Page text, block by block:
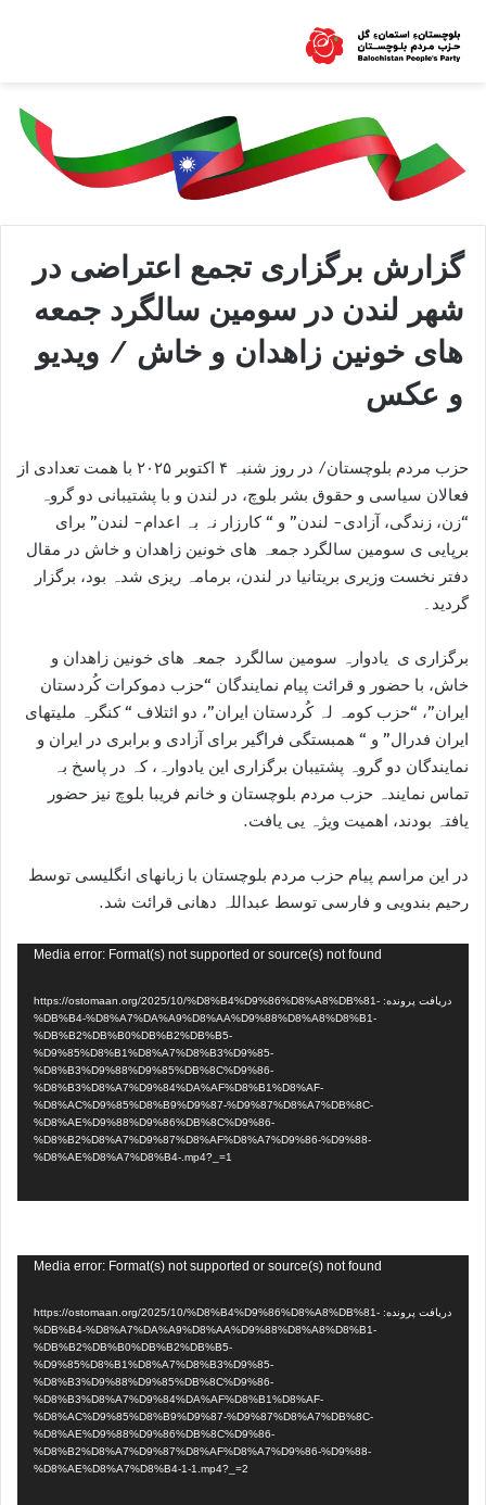
گزارش برگزاری تجمع اعتراضی در
شهر لندن در سومین سالگرد جمعه
های خونین زاهدان و خاش / ویدیو
و عکس
حزب مردم بلوچستان/ در روز شنبہ ۴ اکتوبر ۲۰۲۵ با ھمت تعدادی از
فعالان سیاسی و حقوق بشر بلوچ، در لندن و با پشتیبانی دو گروہ
“زن، زندگی، آزادی- لندن” و “ کارزار نہ بہ اعدام- لندن” برای
برپایی ی سومین سالگرد جمعہ ھای خونین زاھدان و خاش در مقال
دفتر نخست وزیری بریتانیا در لندن، برمامہ ریزی شدہ بود، برگزار
گردید۔
برگزاری ی یادوارہ سومین سالگرد جمعہ ھای خونین زاھدان و
خاش، با حضور و قرائت پیام نمایندگان “حزب دموکرات کُردستان
ایران”، “حزب کومہ لہ کُردستان ایران”، دو ائتلاف “ کنگرہ ملیتھای
ایران فدرال” و “ ھمبستگی فراگیر برای آزادی و برابری در ایران و
نمایندگان دو گروہ پشتیبان برگزاری این یادوارہ، کہ در پاسخ بہ
تماس نمایندہ حزب مردم بلوچستان و خانم فریبا بلوچ نیز حضور
یافتہ بودند، اھمیت ویژہ یی یافت.
در این مراسم پیام حزب مردم بلوچستان با زبانھای انگلیسی توسط
رحیم بندویی و فارسی توسط عبداللہ دھانی قرائت شد.
Media error: Format(s) not supported or source(s) not found
دریافت پرونده: https://ostomaan.org/2025/10/%D8%B4%D9%86%D8%A8%DB%81-
%DB%B4-%D8%A7%DA%A9%D8%AA%D9%88%D8%A8%D8%B1-
%DB%B2%DB%B0%DB%B2%DB%B5-
%D9%85%D8%B1%D8%A7%D8%B3%D9%85-
%D8%B3%D9%88%D9%85%DB%8C%D9%86-
%D8%B3%D8%A7%D9%84%DA%AF%D8%B1%D8%AF-
%D8%AC%D9%85%D8%B9%D9%87-%D9%87%D8%A7%DB%8C-
%D8%AE%D9%88%D9%86%DB%8C%D9%86-
%D8%B2%D8%A7%D9%87%D8%AF%D8%A7%D9%86-%D9%88-
%D8%AE%D8%A7%D8%B4-.mp4?_=1
Media error: Format(s) not supported or source(s) not found
دریافت پرونده: https://ostomaan.org/2025/10/%D8%B4%D9%86%D8%A8%DB%81-
%DB%B4-%D8%A7%DA%A9%D8%AA%D9%88%D8%A8%D8%B1-
%DB%B2%DB%B0%DB%B2%DB%B5-
%D9%85%D8%B1%D8%A7%D8%B3%D9%85-
%D8%B3%D9%88%D9%85%DB%8C%D9%86-
%D8%B3%D8%A7%D9%84%DA%AF%D8%B1%D8%AF-
%D8%AC%D9%85%D8%B9%D9%87-%D9%87%D8%A7%DB%8C-
%D8%AE%D9%88%D9%86%DB%8C%D9%86-
%D8%B2%D8%A7%D9%87%D8%AF%D8%A7%D9%86-%D9%88-
%D8%AE%D8%A7%D8%B4-1-1.mp4?_=2